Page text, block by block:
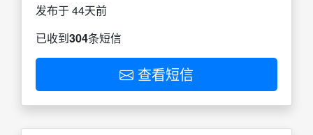
发布于 44天前
已收到304条短信
查看短信